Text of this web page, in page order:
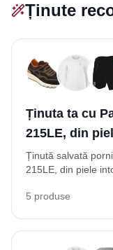
Ținute
Ținuta ta cu
215LE, din
Ținută salvată
215LE, din piele
5 produse